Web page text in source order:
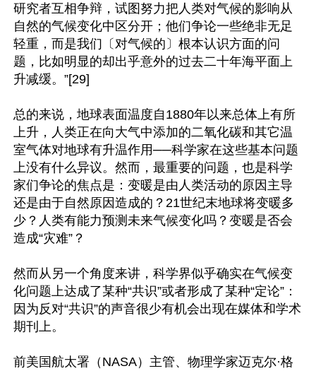
研究者互相争辩，试图努力把人类对气候的影响从
自然的气候变化中区分开；他们争论一些绝非无足
轻重，而是我们〔对气候的〕根本认识方面的问
题，比如明显的却出乎意外的过去二十年海平面上
升减缓。”[29]
总的来说，地球表面温度自1880年以来总体上有所
上升，人类正在向大气中添加的二氧化碳和其它温
室气体对地球有升温作用──科学家在这些基本问题
上没有什么异议。然而，最重要的问题，也是科学
家们争论的焦点是：变暖是由人类活动的原因主导
还是由于自然原因造成的？21世纪末地球将变暖多
少？人类有能力预测未来气候变化吗？变暖是否会
造成“灾难”？
然而从另一个角度来讲，科学界似乎确实在气候变
化问题上达成了某种“共识”或者形成了某种“定论”：
因为反对“共识”的声音很少有机会出现在媒体和学术
期刊上。
前美国航太署（NASA）主管、物理学家迈克尔·格